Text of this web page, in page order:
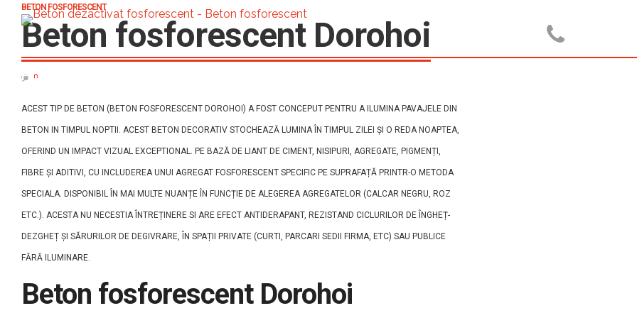
HOME
BETON FOSFORESCENT
Beton fosforescent Dorohoi
0
ACEST TIP DE BETON (BETON FOSFORESCENT DOROHOI) A FOST CONCEPUT PENTRU A ILUMINA PAVAJELE DIN
BETON IN TIMPUL NOPTII. ACEST BETON DECORATIV STOCHEAZĂ LUMINA ÎN TIMPUL ZILEI ȘI O REDA NOAPTEA,
OFERIND UN IMPACT VIZUAL EXCEPTIONAL. PE BAZĂ DE LIANT DE CIMENT, NISIPURI, AGREGATE, PIGMENȚI,
FIBRE ȘI ADITIVI, CU INCLUDEREA UNUI AGREGAT FOSFORESCENT SPECIFIC PE SUPRAFAȚĂ PRINTR-O METODA
SPECIALA. DISPONIBIL ÎN MAI MULTE NUANȚE ÎN FUNCȚIE DE ALEGEREA AGREGATELOR (CALCAR NEGRU, ROZ
ETC.). ACESTA NU NECESTIA ÎNTREȚINERE SI ARE EFECT ANTIDERAPANT, REZISTAND CICLURILOR DE ÎNGHEȚ-
DEZGHEȚ ȘI SĂRURILOR DE DEGIVRARE, ÎN SPAȚII PRIVATE (CURTI, PARCARI SEDII FIRMA, ETC) SAU PUBLICE
FĂRĂ ILUMINARE.
Beton fosforescent Dorohoi